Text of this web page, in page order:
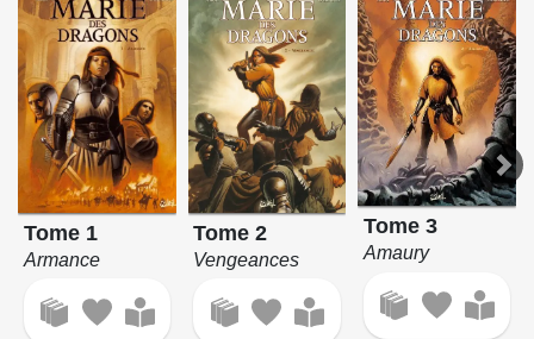
Tome 1
Armance
Tome 2
Vengeances
Tome 3
Amaury